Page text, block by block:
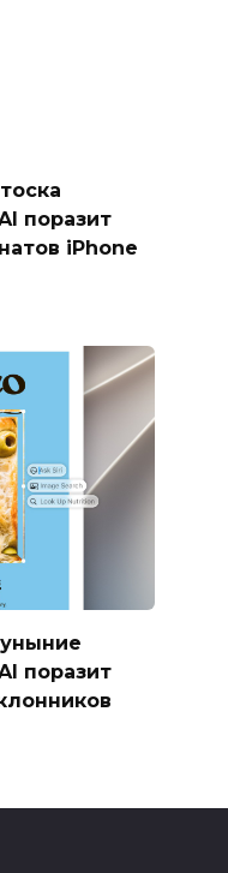
поразит
iPhone
поразит